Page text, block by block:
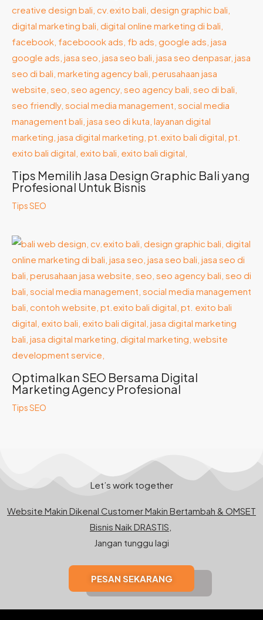
Tips Memilih Jasa Design Graphic Bali yang
Profesional Untuk Bisnis
Tips SEO
Optimalkan SEO Bersama Digital
Marketing Agency Profesional
Tips SEO
Let’s work together
Website Makin Dikenal Customer Makin Bertambah & OMSET
Bisnis Naik DRASTIS,
Jangan tunggu lagi
PESAN SEKARANG